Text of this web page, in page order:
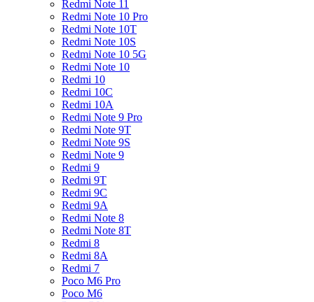
Redmi Note 11
Redmi Note 10 Pro
Redmi Note 10T
Redmi Note 10S
Redmi Note 10 5G
Redmi Note 10
Redmi 10
Redmi 10C
Redmi 10A
Redmi Note 9 Pro
Redmi Note 9T
Redmi Note 9S
Redmi Note 9
Redmi 9
Redmi 9T
Redmi 9C
Redmi 9A
Redmi Note 8
Redmi Note 8T
Redmi 8
Redmi 8A
Redmi 7
Poco M6 Pro
Poco M6